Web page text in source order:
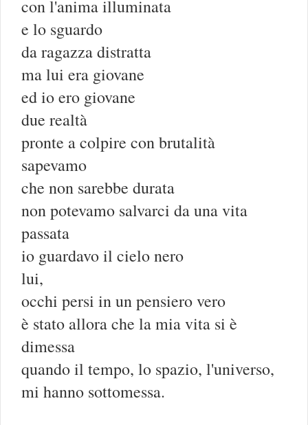
con l'anima illuminata
e lo sguardo
da ragazza distratta
ma lui era giovane
ed io ero giovane
due realtà
pronte a colpire con brutalità
sapevamo
che non sarebbe durata
non potevamo salvarci da una vita
passata
io guardavo il cielo nero
lui,
occhi persi in un pensiero vero
è stato allora che la mia vita si è
dimessa
quando il tempo, lo spazio, l'universo,
mi hanno sottomessa.